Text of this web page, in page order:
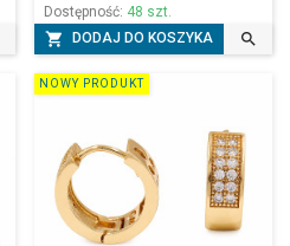
Dostępność: 48 szt.
 DODAJ DO KOSZYKA 
NOWY PRODUKT